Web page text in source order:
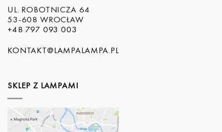
UL. ROBOTNICZA 64
53-608 WROCŁAW
+48 797 093 003
KONTAKT@LAMPALAMPA.PL
SKLEP Z LAMPAMI